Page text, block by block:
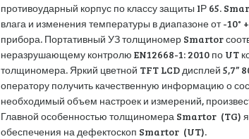
противоударный корпус по классу защиты IР 65.
влага и изменения температуры в диапазоне от -10°
прибора. Портативный УЗ толщиномер Smartor
неразрушающему контролю EN12668-1: 2010 по UT
толщиномера. Яркий цветной TFT LCD дисплей 5,7”
оператору получить качественную информацию о
необходимый объем настроек и измерений,
Главной особенностью толщиномера Smartor (TG)
обеспечения на дефектоскоп Smartor (UT).